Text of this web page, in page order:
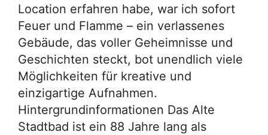
Location erfahren habe, war ich sofort
Feuer und Flamme – ein verlassenes
Gebäude, das voller Geheimnisse und
Geschichten steckt, bot unendlich viele
Möglichkeiten für kreative und
einzigartige Aufnahmen.
Hintergrundinformationen Das Alte
Stadtbad ist ein 88 Jahre lang als